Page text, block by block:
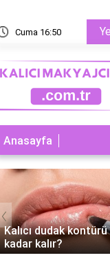
Cuma 16:50
Anasayfa
Kalıcı dudak kontürü
kadar kalır?
‹